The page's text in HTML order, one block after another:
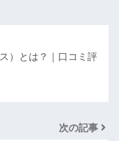
）とは？｜口コミ評
次の記事